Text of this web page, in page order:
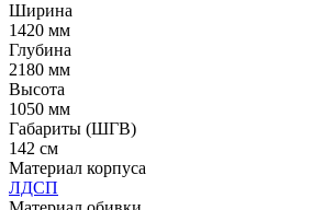
Ширина
1420 мм
Глубина
2180 мм
Высота
1050 мм
Габариты (ШГВ)
142 см
Материал корпуса
ЛДСП